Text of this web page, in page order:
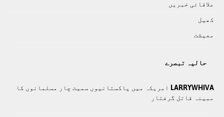
علاقائی خبريں
کھيل
معيشت
حالیہ تبصرے
LARRYWHIVA امریکہ میں پاکستانیوں سمیت چار مسلمانوں کا
مبینہ قاتل گرفتار